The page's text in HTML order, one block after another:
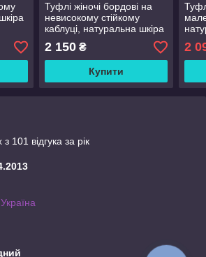
Туфлі жіночі бордові на
невисокому стійкому
каблуці, натуральна шкіра
і замша
2 150₴
Купити
39
2
101 відгука за рік